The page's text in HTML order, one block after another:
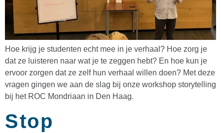
Hoe krijg je studenten echt mee in je verhaal? Hoe zorg je
dat ze luisteren naar wat je te zeggen hebt? En hoe kun je
ervoor zorgen dat ze zelf hun verhaal willen doen? Met deze
vragen gingen we aan de slag bij onze workshop storytelling
bij het ROC Mondriaan in Den Haag.
Stop